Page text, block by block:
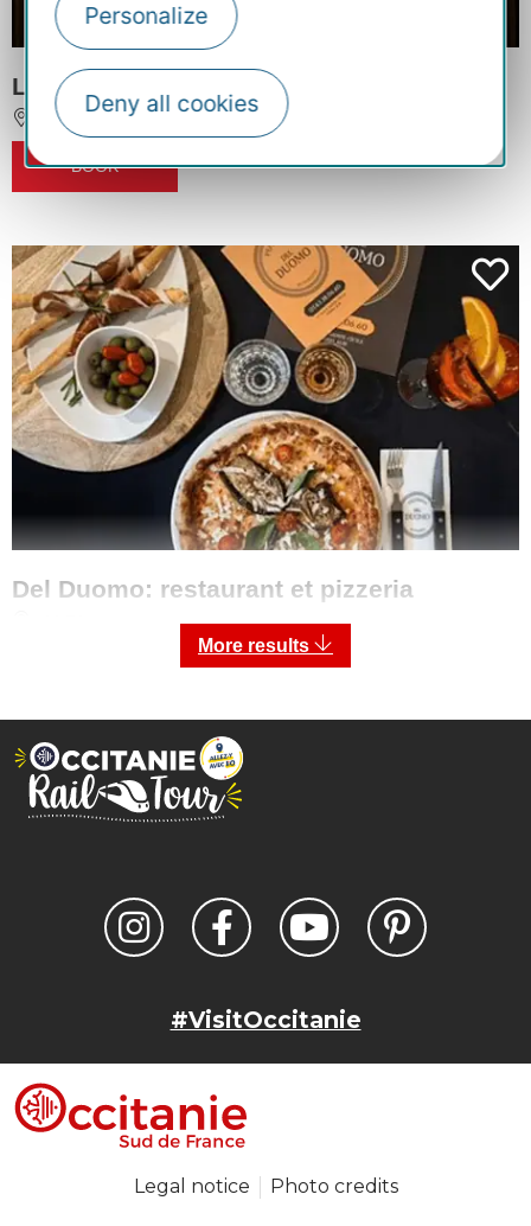
Personalize
Deny all cookies
L'Epicurien
ALBI
BOOK
Del Duomo: restaurant et pizzeria
More results
#VisitOccitanie
Legal notice Photo credits